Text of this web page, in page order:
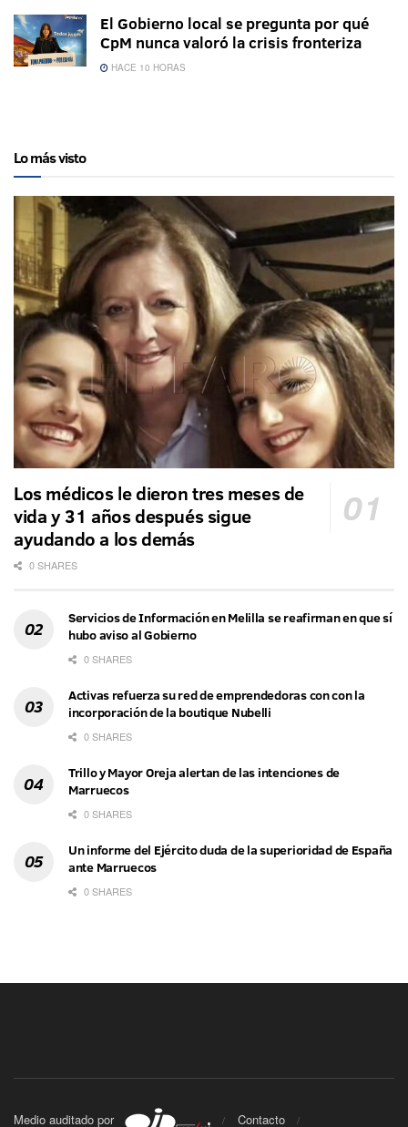
El Gobierno local se pregunta por qué
CpM nunca valoró la crisis fronteriza
HACE 10 HORAS
Lo más visto
Los médicos le dieron tres meses de
vida y 31 años después sigue
ayudando a los demás
0 SHARES
Servicios de Información en Melilla se reafirman en que sí
hubo aviso al Gobierno
0 SHARES
Activas refuerza su red de emprendedoras con con la
incorporación de la boutique Nubelli
0 SHARES
Trillo y Mayor Oreja alertan de las intenciones de
Marruecos
0 SHARES
Un informe del Ejército duda de la superioridad de España
ante Marruecos
0 SHARES
Medio auditado por Contacto